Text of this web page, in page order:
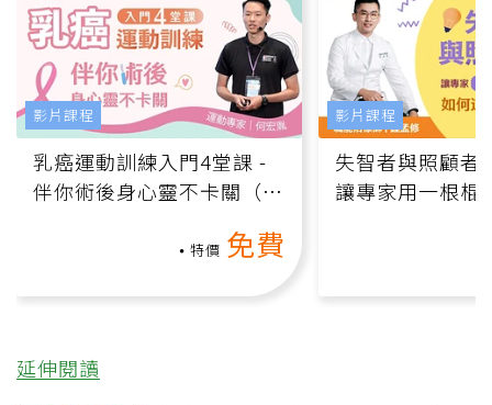
乳癌運動訓練入門4堂課 -
伴你術後身心靈不卡關（線
特價 免費
影片課程
失智者與照顧者
讓專家用一根棍
影片課程
延伸閱讀